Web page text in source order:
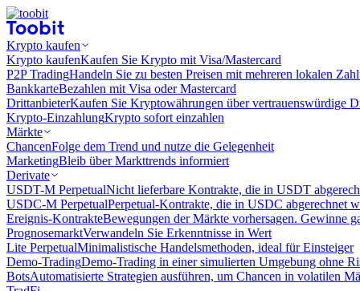
Krypto kaufen
Krypto kaufenKaufen Sie Krypto mit Visa/Mastercard
P2P TradingHandeln Sie zu besten Preisen mit mehreren lokalen
BankkarteBezahlen mit Visa oder Mastercard
DrittanbieterKaufen Sie Kryptowährungen über vertrauenswürdige
Krypto-EinzahlungKrypto sofort einzahlen
Märkte
ChancenFolge dem Trend und nutze die Gelegenheit
MarketingBleib über Markttrends informiert
Derivate
USDT-M PerpetualNicht lieferbare Kontrakte, die in USDT
USDC-M PerpetualPerpetual-Kontrakte, die in USDC abgerechnet
Ereignis-KontrakteBewegungen der Märkte vorhersagen. Gewinne
PrognosemarktVerwandeln Sie Erkenntnisse in Wert
Lite PerpetualMinimalistische Handelsmethoden, ideal für Einsteiger
Demo-TradingDemo-Trading in einer simulierten Umgebung ohne
BotsAutomatisierte Strategien ausführen, um Chancen in volatilen